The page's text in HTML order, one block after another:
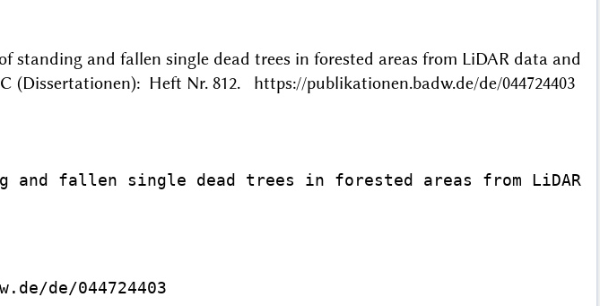
standing and fallen single dead trees in forested areas from LiDAR data and
Heft Nr. 812. https://publikationen.badw.de/de/044724403
and fallen single dead trees in forested areas from LiDAR
de/044724403